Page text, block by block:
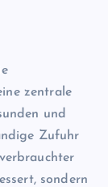
zentrale
und
Zufuhr
sondern